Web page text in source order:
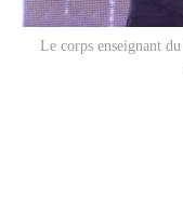
Le corps enseignant